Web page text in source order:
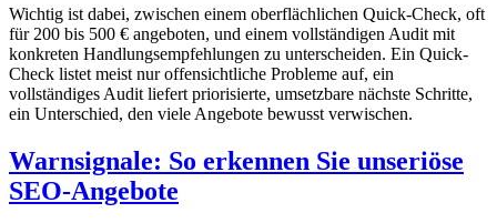
Wichtig ist dabei, zwischen einem oberflächlichen Quick-Check, oft
für 200 bis 500 € angeboten, und einem vollständigen Audit mit
konkreten Handlungsempfehlungen zu unterscheiden. Ein Quick-
Check listet meist nur offensichtliche Probleme auf, ein
vollständiges Audit liefert priorisierte, umsetzbare nächste Schritte,
ein Unterschied, den viele Angebote bewusst verwischen.
Warnsignale: So erkennen Sie unseriöse
SEO-Angebote